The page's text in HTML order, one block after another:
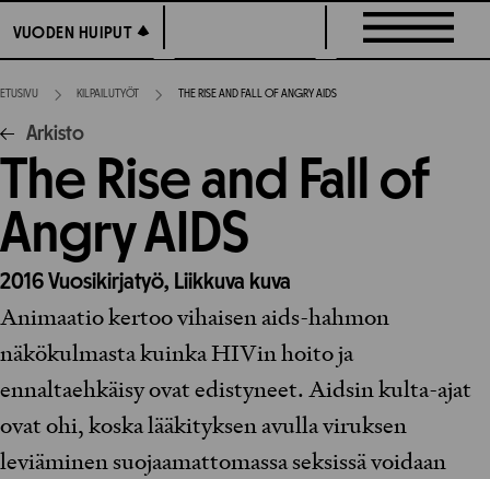
suoraan
sisältöön
VUODEN HUIPUT
VUODEN HUIPUT
ETUSIVU KILPAILUTYÖT THE RISE AND FALL OF ANGRY AIDS
Arkisto
The Rise and Fall of
Angry AIDS
2016Vuosikirjatyö, Liikkuva kuva
Animaatio kertoo vihaisen aids-hahmon
näkökulmasta kuinka HIVin hoito ja
ennaltaehkäisy ovat edistyneet. Aidsin kulta-ajat
ovat ohi, koska lääkityksen avulla viruksen
leviäminen suojaamattomassa seksissä voidaan